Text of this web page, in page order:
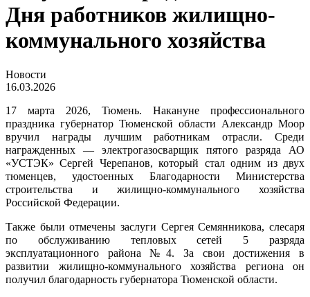
Дня работников жилищно-
коммунального хозяйства
Новости
16.03.2026
17 марта 2026, Тюмень. Накануне профессионального
праздника губернатор Тюменской области Александр Моор
вручил награды лучшим работникам отрасли. Среди
награжденных — электрогазосварщик пятого разряда АО
«УСТЭК» Сергей Черепанов, который стал одним из двух
тюменцев, удостоенных Благодарности Министерства
строительства и жилищно-коммунального хозяйства
Российской Федерации.
Также были отмечены заслуги Сергея Семянникова, слесаря
по обслуживанию тепловых сетей 5 разряда
эксплуатационного района №4. За свои достижения в
развитии жилищно-коммунального хозяйства региона он
получил благодарность губернатора Тюменской области.